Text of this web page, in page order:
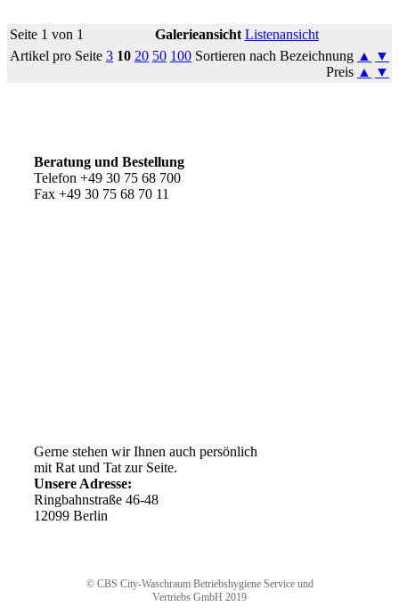
Seite 1 von 1 Galerieansicht Listenansicht
Artikel pro Seite 3 10 20 50 100 Sortieren nach Bezeichnung ▲
▼
Preis ▲ ▼
Beratung und Bestellung
Telefon +49 30 75 68 700
Fax +49 30 75 68 70 11
Gerne stehen wir Ihnen auch persönlich
mit Rat und Tat zur Seite.
Unsere Adresse:
Ringbahnstraße 46-48
12099 Berlin
© CBS City-Waschraum Betriebshygiene Service und
Vertriebs GmbH 2019